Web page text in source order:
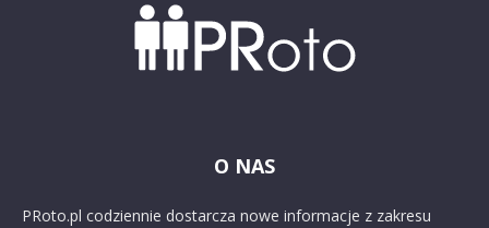
O NAS
PRoto.pl codziennie dostarcza nowe informacje z zakresu